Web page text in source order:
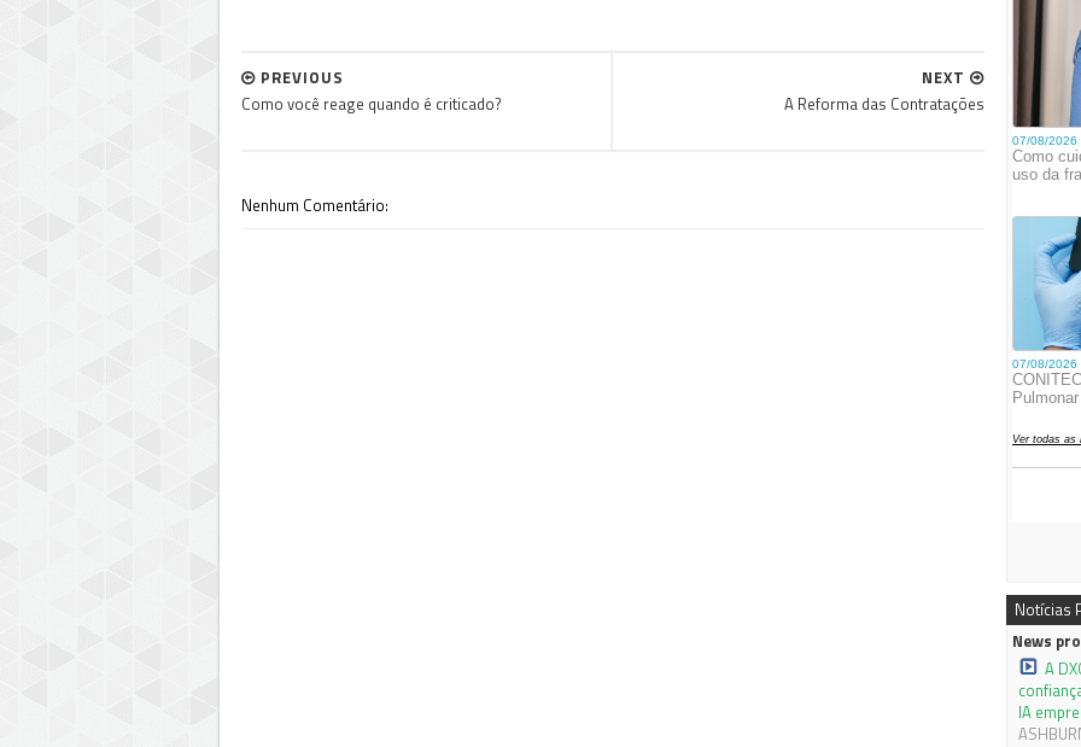
NEXT
A Reforma das Contratações
PREVIOUS
Como você reage quando é criticado?
Nenhum Comentário:
Notícias
News
A
IA